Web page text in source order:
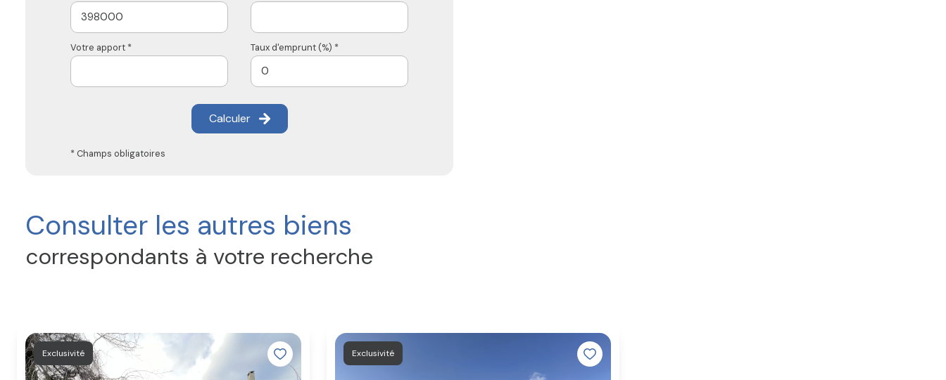
Votre apport * Taux d'emprunt (%) *
Calculer
* Champs obligatoires
Consulter les autres biens
correspondants à votre recherche
Exclusivité Exclusivité